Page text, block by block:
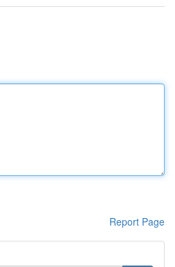
Report Page